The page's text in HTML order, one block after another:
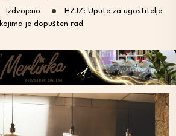
Izdvojeno
HZJZ: Upute za ugostitelje
kojima je dopušten rad